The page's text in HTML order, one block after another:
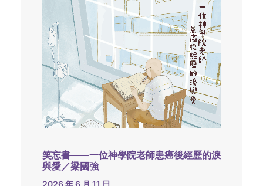
笑忘書——一位神學院老師患癌後經歷的淚
與愛／梁國強
2026 年 6 月 11 日